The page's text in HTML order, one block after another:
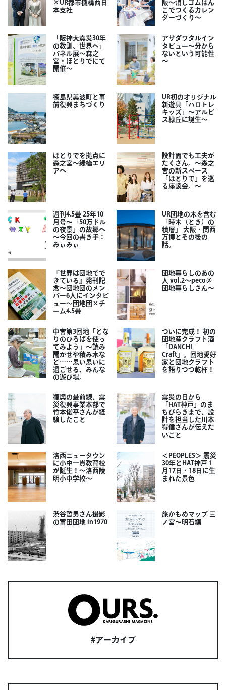
×UR都市機構西日
本支社
阪～消しゴムはん
こでつくるカレン
ダーづくり～
「阪神大震災30年
の教訓、世界へ」
パネル展～森之
宮・ほとりでにて
開催～
アサダワタルイン
タビュー～分から
ないという可能性
～
徳島県美波町と事
前復興まちづくり
UR初のオリジナル
新遊具「ハロトレ
キッズ」～アルビ
ス緑丘に誕生～
ほとりでを拠点に
森之宮～緑橋エリ
アへ
設計面でも工夫が
たくさん。～森之
宮の新スペース
「ほとりで」を巡
る座談会。～
週刊4.5畳 25年10
月号～「50万ドル
の夜景」の故郷へ
～今回の書き手：
みぃみぃ
UR団地の木を含む
「時木（とき）の
積層」 大阪・関西
万博とその後の
話。
『世界は団地でで
きている』発刊記
念～団地団のメン
バー6人にインタビ
ュー～団地団×チ
ーム4.5畳
団地暮らしのあの
人 vol.2～peco＠
団地暮らしさん～
中宮第3団地「とな
りのひろばを使っ
てみよう」～読み
聞かせや積み木な
ど……思い思いに
過ごせる、みんな
の遊び場。
ついに完成！ 初の
団地産クラフト酒
「DANCHI
Craft」。団地愛好
家と団地クラフト
を語りつつ乾杯！
復興の最前線、震
災復興事業本部で
竹本俊平さんが経
験したこと
震災の日から
「HAT神戸」のま
ちびらきまで、設
計を担当した川本
得信さんが伝えた
いこと
洛西ニュータウン
に小中一貫教育校
が誕生！～洛西陵
明小中学校～
＜PEOPLES＞ 震災
30年とHAT神戸 1
月17日・18日に生
まれた景色
渋谷哲男さん撮影
の富田団地 in1970
旅かもめマップ 三
ノ宮〜明石編
#アーカイブ